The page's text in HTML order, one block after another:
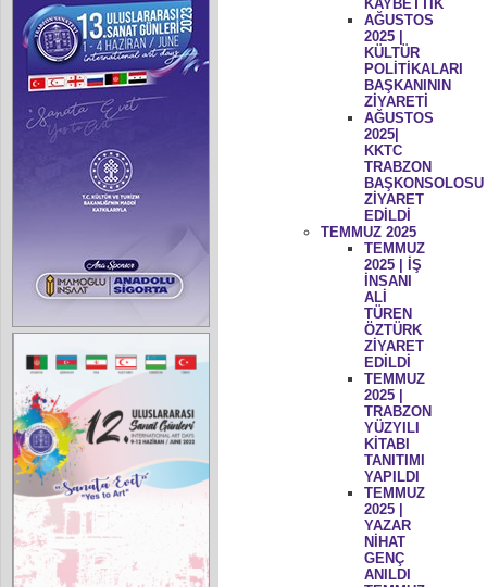
KAYBETTİK
AĞUSTOS
2025 |
KÜLTÜR
POLİTİKALARI
BAŞKANININ
ZİYARETİ
AĞUSTOS
2025|
KKTC
TRABZON
BAŞKONSOLOSU
ZİYARET
EDİLDİ
TEMMUZ 2025
TEMMUZ
2025 | İŞ
İNSANI
ALİ
TÜREN
ÖZTÜRK
ZİYARET
EDİLDİ
TEMMUZ
2025 |
TRABZON
YÜZYILI
KİTABI
TANITIMI
YAPILDI
TEMMUZ
2025 |
YAZAR
NİHAT
GENÇ
ANILDI